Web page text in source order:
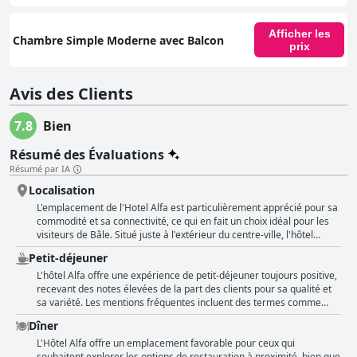
Chambre Simple Moderne avec Balcon
Afficher les
prix
Avis des Clients
7.8
Bien
Résumé des Évaluations
Résumé par IA
Localisation
L'emplacement de l'Hotel Alfa est particulièrement apprécié pour sa
commodité et sa connectivité, ce qui en fait un choix idéal pour les
visiteurs de Bâle. Situé juste à l'extérieur du centre-ville, l'hôtel
bénéficie d'excellentes liaisons de transport avec un arrêt de
tramway juste devant, assurant un accès rapide et facile au centre-
ville de Bâle en moins de 10 minutes. Les clients soulignent
fréquemment la commodité de la proximité de l'hôtel avec
l'autoroute et le Rhin, le rendant facilement accessible pour ceux qui
voyagent en voiture et offrant des sentiers de promenade
pittoresques. L'hôtel fournit des cartes de transport public gratuites,
améliorant l'expérience globale en permettant une utilisation
Petit-déjeuner
L'hôtel Alfa offre une expérience de petit-déjeuner toujours positive,
recevant des notes élevées de la part des clients pour sa qualité et
sa variété. Les mentions fréquentes incluent des termes comme
"très bon", "excellent" et "délicieux", beaucoup appréciant la
fraîcheur et les options santé disponibles. Le buffet du petit-déjeuner
est souligné comme étant abondant et bien organisé, bien que
Dîner
L'Hôtel Alfa offre un emplacement favorable pour ceux qui